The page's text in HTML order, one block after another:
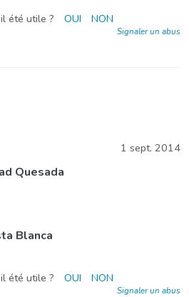
été utile ? OUI NON
Signaler un abus
1 sept. 2014
Quesada
Blanca
été utile ? OUI NON
Signaler un abus